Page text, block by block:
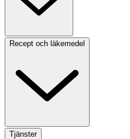
Recept och läkemedel
Tjänster